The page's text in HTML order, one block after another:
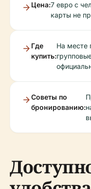
Цена:7 евро с
карты не
Где
купить:
На месте
Советы по
бронированию: